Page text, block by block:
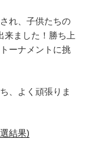
れ、子供たちの
来ました！勝ち上
ーナメントに挑
、よく頑張りま
結果)